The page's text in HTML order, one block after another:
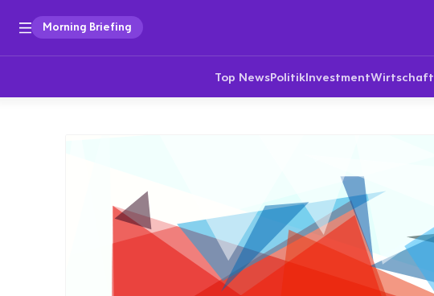
Morning Briefing
Top NewsPolitikInvestmentWirtschaft